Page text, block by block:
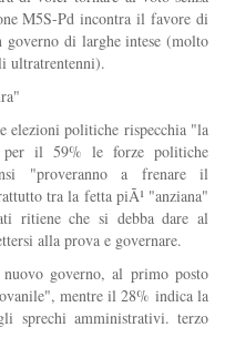
M5S-Pd incontra il favore di
di larghe intese (molto
ultratrentenni).
elezioni politiche rispecchia "la
per il 59% le forze politiche
"proveranno a frenare il
tra la fetta piÃ¹ "anziana"
ritiene che si debba dare al
alla prova e governare.
governo, al primo posto
mentre il 28% indica la
sprechi amministrativi. terzo